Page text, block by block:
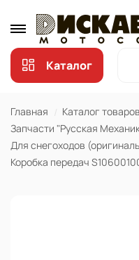
Каталог
Главная
Каталог товаров
Запчасти "Русская
Для снегоходов
Коробка передач